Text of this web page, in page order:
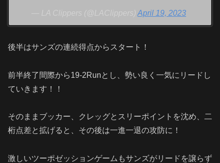
— LA Clippers (@LAClippers) April 19, 2023
後半はサンズの連続得点からスタート！
前半終了間際から19-2Runとし、勢い良く一気にリードし
ていきます！！
そのままブッカー、クレッグとスリーポイントを沈め、二
桁点差と拡げると、その後は一進一退の攻防に！
激しいツーポゼッションゲームもサンズがリードを譲らず